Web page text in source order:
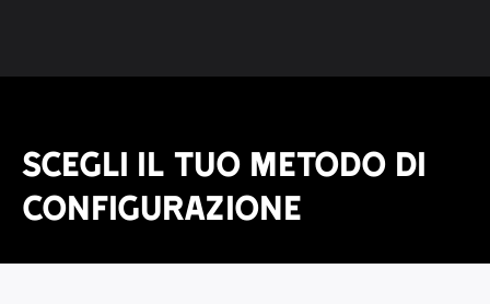
SCEGLI IL TUO METODO DI
CONFIGURAZIONE